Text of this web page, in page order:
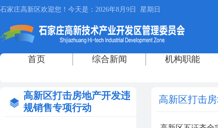
高新区打击房地产开发违
规销售专项行动
高新区打击